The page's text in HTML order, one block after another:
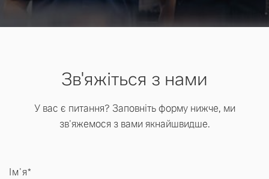
Зв'яжіться з нами
У вас є питання? Заповніть форму нижче, ми
зв'яжемося з вами якнайшвидше.
Ім'я*